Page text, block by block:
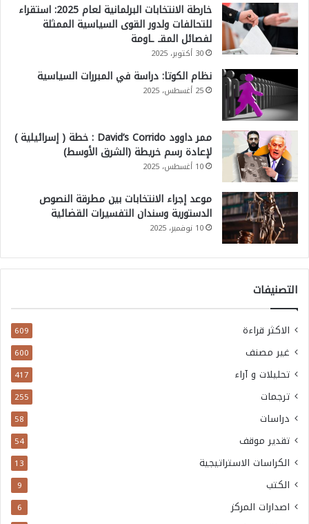
خارطة الانتخابات البرلمانية لعام 2025: استقراء
للتحالفات ولدور القوى السياسية الممثلة
لفصائل المقـ ـاومة
30 أكتوبر، 2025
نظام الكوتا: دراسة في المبررات السياسية
25 أغسطس، 2025
ممر داوود David’s Corrido : خطة ( إسرائيلية )
لإعادة رسم خريطة (الشرق الأوسط)
10 أغسطس، 2025
موعد إجراء الانتخابات بين مطرقة النصوص
الدستورية وسندان التفسيرات القضائية
10 نوفمبر، 2025
التصنيفات
الاكثر قراءة 609
غير مصنف 600
تحليلات و آراء 417
ترجمات 255
دراسات 58
تقدير موقف 54
الكراسات الاستراتيجية 13
الكتب 9
اصدارات المركز 6